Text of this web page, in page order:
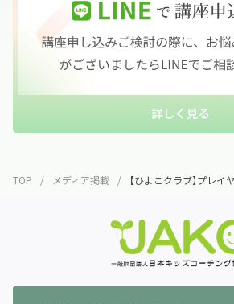
TOP メディア掲載 【ひよこクラブ】プレ